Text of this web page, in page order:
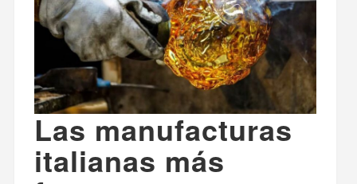
Las manufacturas
italianas más